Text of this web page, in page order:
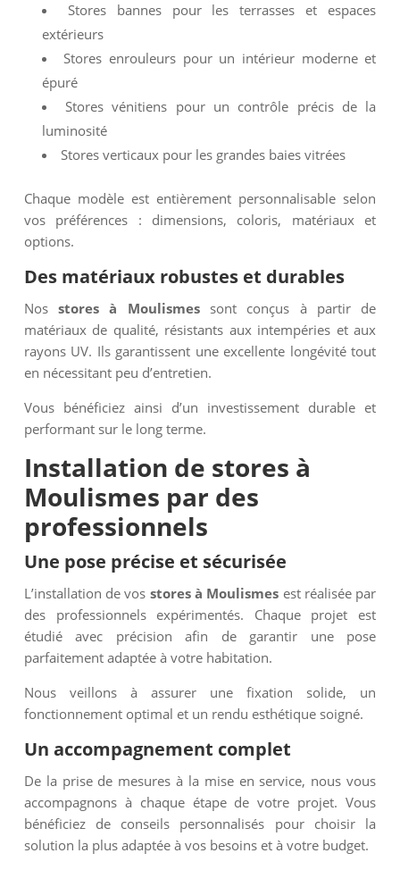
Stores bannes pour les terrasses et espaces
extérieurs
Stores enrouleurs pour un intérieur moderne et
épuré
Stores vénitiens pour un contrôle précis de la
luminosité
Stores verticaux pour les grandes baies vitrées
Chaque modèle est entièrement personnalisable selon
vos préférences : dimensions, coloris, matériaux et
options.
Des matériaux robustes et durables
Nosstores à Moulismessont conçus à partir de
matériaux de qualité, résistants aux intempéries et aux
rayons UV. Ils garantissent une excellente longévité tout
en nécessitant peu d’entretien.
Vous bénéficiez ainsi d’un investissement durable et
performant sur le long terme.
Installation de stores à
Moulismes par des
professionnels
Une pose précise et sécurisée
L’installation de vos stores à Moulismes est réalisée par
des professionnels expérimentés. Chaque projet est
étudié avec précision afin de garantir une pose
parfaitement adaptée à votre habitation.
Nous veillons à assurer une fixation solide, un
fonctionnement optimal et un rendu esthétique soigné.
Un accompagnement complet
De la prise de mesures à la mise en service, nous vous
accompagnons à chaque étape de votre projet. Vous
bénéficiez de conseils personnalisés pour choisir la
solution la plus adaptée à vos besoins et à votre budget.